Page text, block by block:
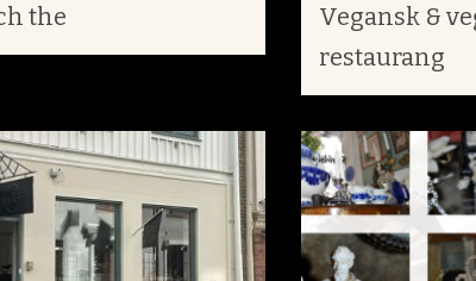
the
Vegansk &
restaurang